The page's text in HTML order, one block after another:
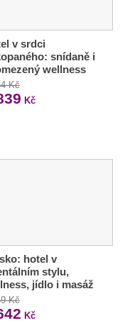
v srdci
snídaně i
wellness
Kč
Kč
hotel v
stylu,
jídlo i masáž
Kč
Kč